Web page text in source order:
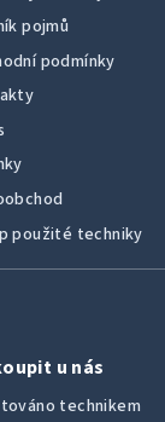
pojmů
podmínky
použité techniky
u nás
technikem